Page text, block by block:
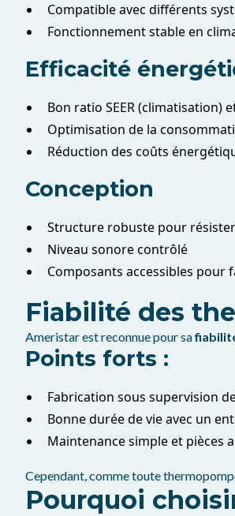
Compatible avec différents
Fonctionnement stable en
Efficacité
Bon ratio SEER (climatisation)
Optimisation de la
Réduction des coûts
Conception
Structure robuste pour
Niveau sonore contrôlé
Composants accessibles pour
Fiabilité des
Ameristar est reconnue pour sa
Points forts :
Fabrication sous supervision
Bonne durée de vie avec un
Maintenance simple et pièces
Cependant, comme toute
Pourquoi